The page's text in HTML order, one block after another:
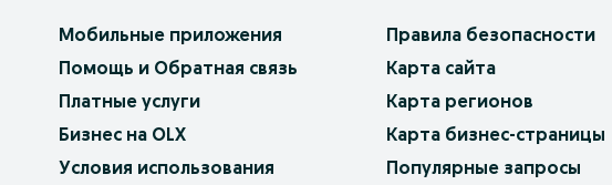
Мобильные приложения
Помощь и Обратная связь
Платные услуги
Бизнес на OLX
Условия использования
Правила безопасности
Карта сайта
Карта регионов
Карта бизнес-страницы
Популярные запросы